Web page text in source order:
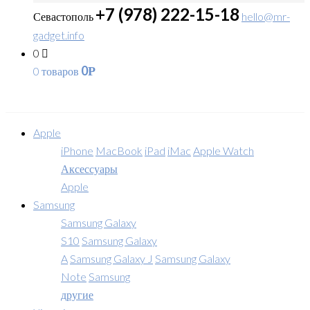
Севастополь +7 (978) 222-15-18 hello@mr-
gadget.info
0
0 товаров 0Р
Apple
iPhone MacBook iPad iMac Apple Watch
Аксессуары
Apple
Samsung
Samsung Galaxy
S10 Samsung Galaxy
A Samsung Galaxy J Samsung Galaxy
Note Samsung
другие